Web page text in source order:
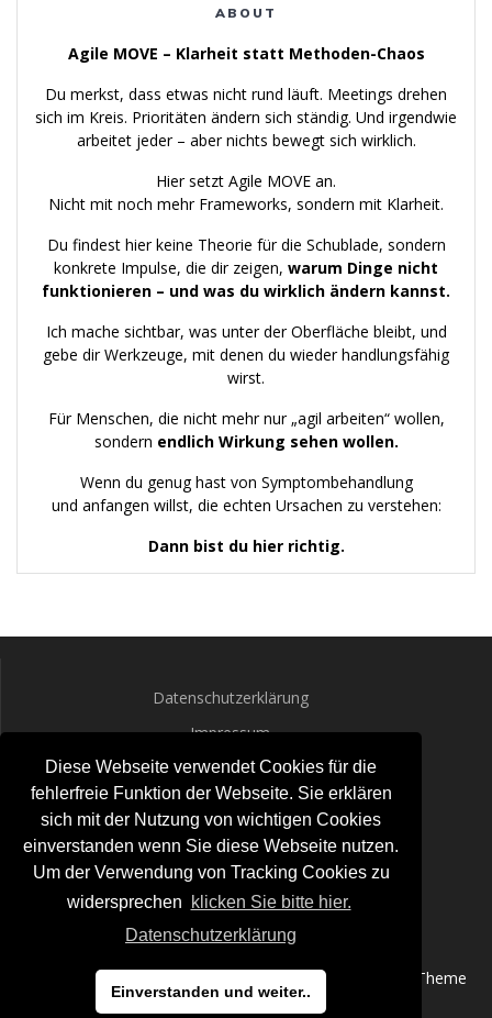
Diese Webseite verwendet Cookies für die
fehlerfreie Funktion der Webseite. Sie erklären
sich mit der Nutzung von wichtigen Cookies
einverstanden wenn Sie diese Webseite nutzen.
Um der Verwendung von Tracking Cookies zu
widersprechen
klicken Sie bitte hier.
Datenschutzerklärung
Einverstanden und weiter..
ABOUT
Agile MOVE – Klarheit statt Methoden-Chaos
Du merkst, dass etwas nicht rund läuft. Meetings drehen
sich im Kreis. Prioritäten ändern sich ständig. Und irgendwie
arbeitet jeder – aber nichts bewegt sich wirklich.
Hier setzt Agile MOVE an.
Nicht mit noch mehr Frameworks, sondern mit Klarheit.
Du findest hier keine Theorie für die Schublade, sondern
konkrete Impulse, die dir zeigen, warum Dinge nicht
funktionieren – und was du wirklich ändern kannst.
Ich mache sichtbar, was unter der Oberfläche bleibt, und
gebe dir Werkzeuge, mit denen du wieder handlungsfähig
wirst.
Für Menschen, die nicht mehr nur „agil arbeiten“ wollen,
sondern endlich Wirkung sehen wollen.
Wenn du genug hast von Symptombehandlung
und anfangen willst, die echten Ursachen zu verstehen:
Dann bist du hier richtig.
Datenschutzerklärung
Impressum
AGILE MOVE
© 2026 AGILE MOVE. WordPress mit dem Mesmerize-Theme